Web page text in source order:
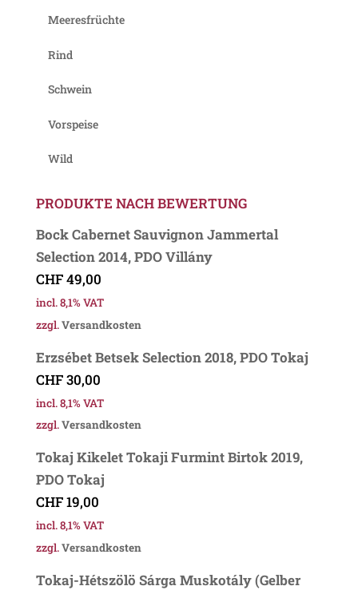
Meeresfrüchte
Rind
Schwein
Vorspeise
Wild
PRODUKTE NACH BEWERTUNG
Bock Cabernet Sauvignon Jammertal
Selection 2014, PDO Villány
CHF49,00
incl. 8,1% VAT
zzgl.Versandkosten
Erzsébet Betsek Selection 2018, PDO Tokaj
CHF30,00
incl. 8,1% VAT
zzgl.Versandkosten
Tokaj Kikelet Tokaji Furmint Birtok 2019,
PDO Tokaj
CHF19,00
incl. 8,1% VAT
zzgl.Versandkosten
Tokaj-Hétszölö Sárga Muskotály (Gelber